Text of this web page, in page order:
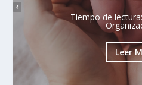
Tiempo de
Leer